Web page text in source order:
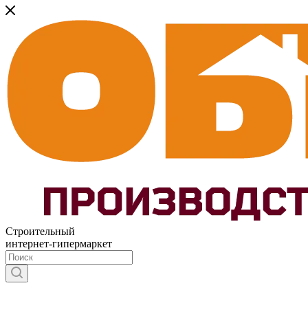
Строительный
интернет-гипермаркет